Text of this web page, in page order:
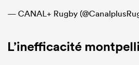
— CANAL+ Rugby
L’inefficacité